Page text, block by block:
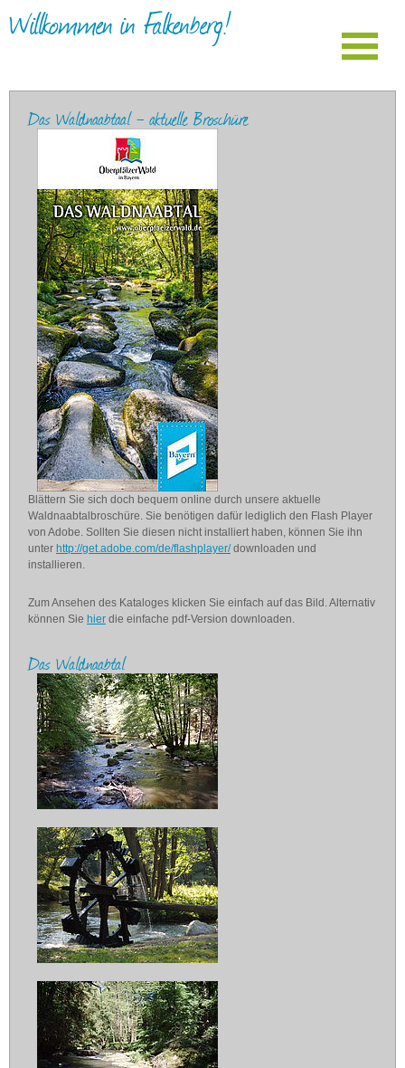
Willkommen in Falkenberg!
Das Waldnaabtaal - aktuelle Broschüre
Blättern Sie sich doch bequem online durch unsere aktuelle
Waldnaabtalbroschüre. Sie benötigen dafür lediglich den Flash Player
von Adobe. Sollten Sie diesen nicht installiert haben, können Sie ihn
unter http://get.adobe.com/de/flashplayer/downloaden und
installieren.
Zum Ansehen des Kataloges klicken Sie einfach auf das Bild. Alternativ
können Sie hier die einfache pdf-Version downloaden.
Das Waldnaabtal